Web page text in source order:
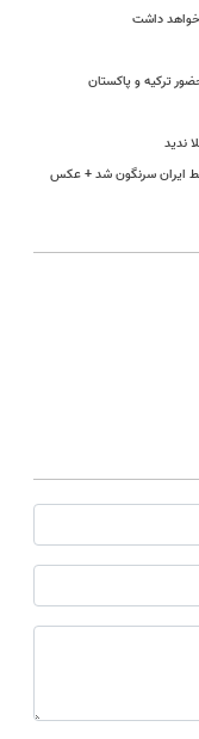
داشت
ترکیه و پاکستان
ندید